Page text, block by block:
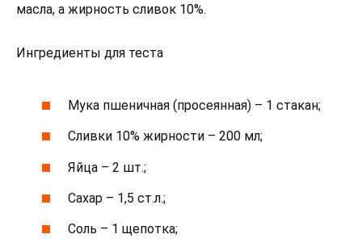
масла, а жирность сливок 10%.
Ингредиенты для теста
Мука пшеничная (просеянная) – 1 стакан;
Сливки 10% жирности – 200 мл;
Яйца – 2 шт.;
Сахар – 1,5 ст.л.;
Соль – 1 щепотка;